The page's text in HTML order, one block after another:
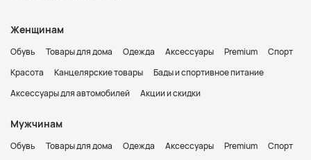
Женщинам
Обувь Товары для дома Одежда Аксессуары Premium
Спорт
Красота
Канцелярские товары
Бады и спортивное питание
Аксессуары для автомобилей
Акции и скидки
Мужчинам
Обувь Товары для дома Одежда Аксессуары Premium
Спорт